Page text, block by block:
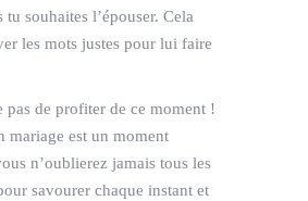
souhaites l’épouser. Cela
les mots justes pour lui faire
pas de profiter de ce moment !
mariage est un moment
n’oublierez jamais tous les
savourer chaque instant et